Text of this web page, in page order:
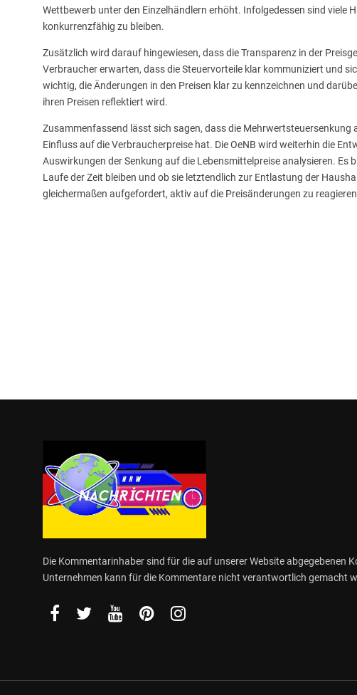
Wettbewerb unter den Einzelhändlern erhöht. Infolgedessen sind viele
konkurrenzfähig zu bleiben.
Zusätzlich wird darauf hingewiesen, dass die Transparenz in der
Verbraucher erwarten, dass die Steuervorteile klar kommuniziert und
wichtig, die Änderungen in den Preisen klar zu kennzeichnen und
ihren Preisen reflektiert wird.
Zusammenfassend lässt sich sagen, dass die
Einfluss auf die Verbraucherpreise hat. Die OeNB wird weiterhin die
Auswirkungen der Senkung auf die Lebensmittelpreise analysieren. Es
Laufe der Zeit bleiben und ob sie letztendlich zur Entlastung der
gleichermaßen aufgefordert, aktiv auf die Preisänderungen zu
Die Kommentarinhaber sind für die auf unserer Website
Unternehmen kann für die Kommentare nicht verantwortlich gemacht